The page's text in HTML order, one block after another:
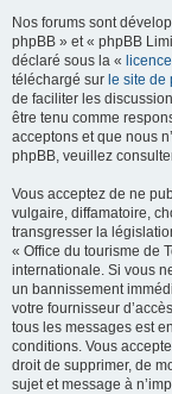
Nos forums sont
phpBB » et « phpBB
déclaré sous la «
téléchargé sur le site de
de faciliter les
être tenu comme
acceptons et que nous
phpBB, veuillez
Vous acceptez de ne
vulgaire, diffamatoire,
transgresser la
« Office du tourisme de
internationale. Si vous
un bannissement
votre fournisseur
tous les messages est
conditions. Vous
droit de supprimer, de
sujet et message à